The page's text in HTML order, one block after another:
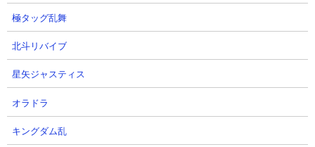
【本能】
未実装
極タッグ乱舞
北斗リバイブ
星矢ジャスティス
オラドラ
キングダム乱